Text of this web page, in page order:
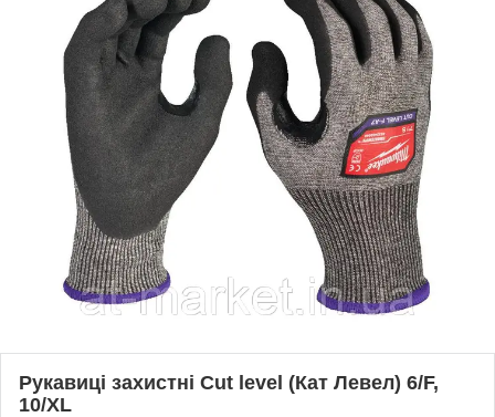
Рукавиці захистні Cut level (Кат Левел) 6/F,
10/XL